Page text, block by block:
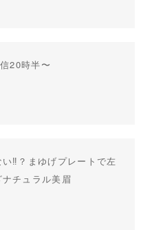
20時半〜
‼︎？まゆげプレートで左
チュラル美眉